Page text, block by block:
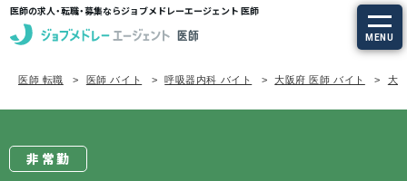
医師の求人・転職・募集ならジョブメドレーエージェント 医師
MENU
求人を探す
医師 転職 医師 バイト 呼吸器内科 バイト 大阪府 医師 バイト 大
非常勤